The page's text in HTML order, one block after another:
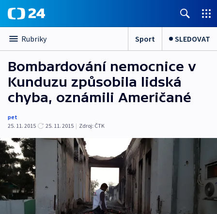
Rubriky Sport SLEDOVAT
Bombardování nemocnice v
Kunduzu způsobila lidská
chyba, oznámili Američané
pet
25. 11. 2015
25. 11. 2015 | Zdroj: ČTK